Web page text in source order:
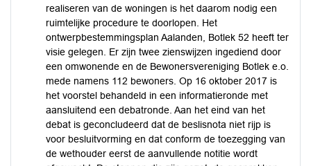
realiseren van de woningen is het daarom nodig een
ruimtelijke procedure te doorlopen. Het
ontwerpbestemmingsplan Aalanden, Botlek 52 heeft ter
visie gelegen. Er zijn twee zienswijzen ingediend door
een omwonende en de Bewonersvereniging Botlek e.o.
mede namens 112 bewoners. Op 16 oktober 2017 is
het voorstel behandeld in een informatieronde met
aansluitend een debatronde. Aan het eind van het
debat is geconcludeerd dat de beslisnota niet rijp is
voor besluitvorming en dat conform de toezegging van
de wethouder eerst de aanvullende notitie wordt